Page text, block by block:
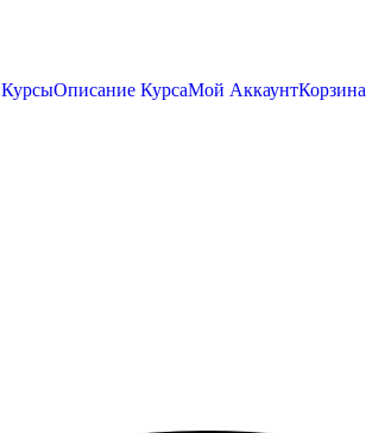
КурсыОписание КурсаМой АккаунтКорзина